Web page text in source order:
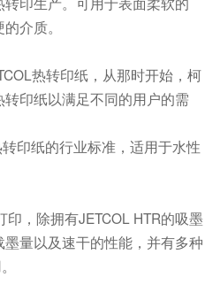
介质。
热转印纸，从那时开始，柯
印纸以满足不同的用户的需
印纸的行业标准，适用于水性
，除拥有JETCOL HTR的吸墨
量以及速干的性能，并有多种